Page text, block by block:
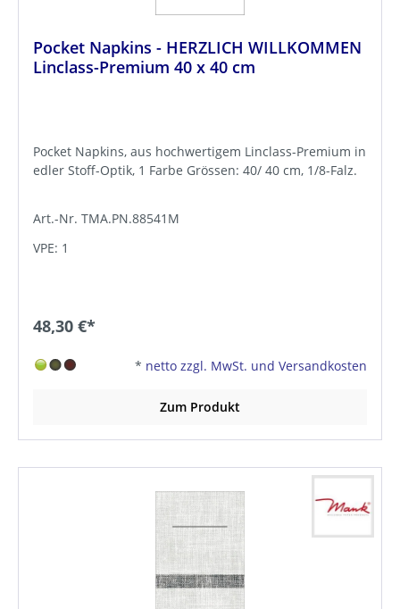
Pocket Napkins - HERZLICH WILLKOMMEN
Linclass-Premium 40 x 40 cm
Pocket Napkins, aus hochwertigem Linclass-Premium in
edler Stoff-Optik, 1 Farbe Grössen: 40/ 40 cm, 1/8-Falz.
Art.-Nr. TMA.PN.88541M
VPE: 1
48,30 €*
* netto zzgl. MwSt. und Versandkosten
Zum Produkt